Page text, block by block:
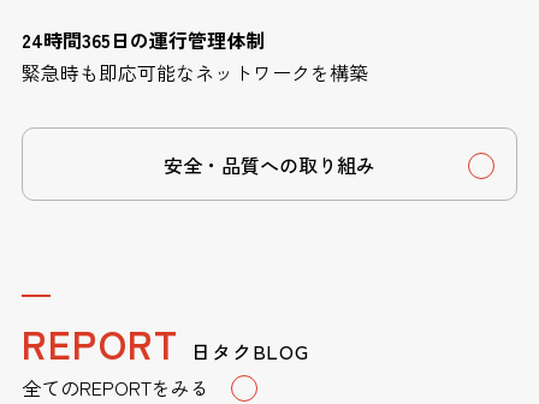
24時間365日の運行管理体制
緊急時も即応可能なネットワークを構築
安全・品質への取り組み
REPORT
日タクBLOG
全てのREPORTをみる